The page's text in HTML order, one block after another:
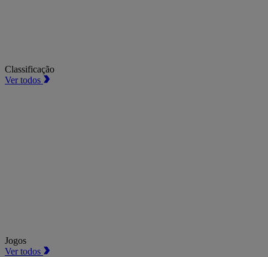
Classificação
Ver todos
Jogos
Ver todos